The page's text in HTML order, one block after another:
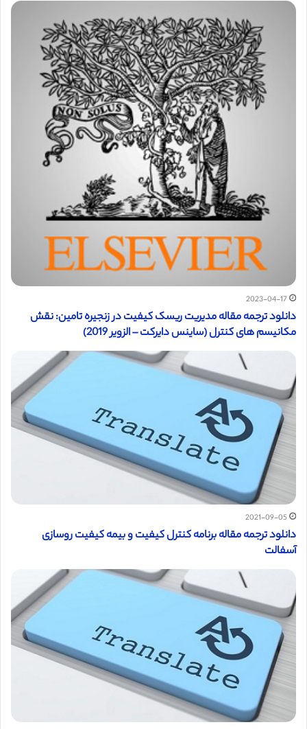
2023-04-17
دانلود ترجمه مقاله مدیریت ریسک کیفیت در زنجیره تامین: نقش
مکانیسم های کنترل (ساینس دایرکت – الزویر 2019)
2021-09-05
دانلود ترجمه مقاله برنامه کنترل کیفیت و بیمه کیفیت روسازی
آسفالت